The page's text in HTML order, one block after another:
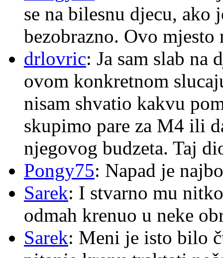
se na bilesnu djecu, ako
bezobrazno. Ovo
drlovric: Ja sam slab na
ovom konkretnom
nisam shvatio kakvu
skupimo pare za M4 ili
njegovog budzeta. Taj
Pongy75: Napad je
Sarek: I stvarno mu
odmah krenuo u neke
Sarek: Meni je isto bilo